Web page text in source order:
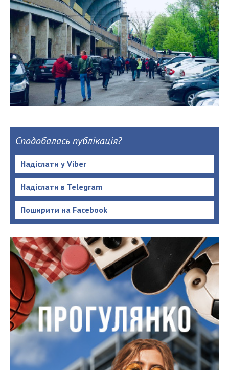
Сподобалась публікація?
Надіслати у Viber
Надіслати в Telegram
Поширити на Facebook